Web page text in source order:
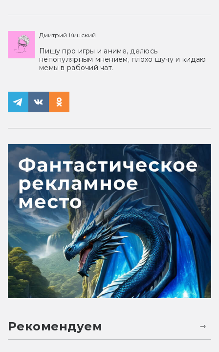
Дмитрий Кинский
Пишу про игры и аниме, делюсь
непопулярным мнением, плохо шучу и кидаю
мемы в рабочий чат.
Рекомендуем